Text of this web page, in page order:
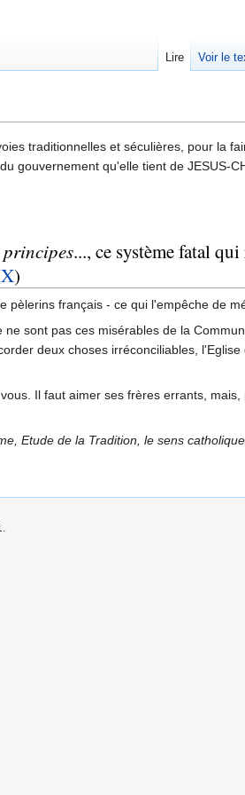
traditionnelles et séculières, pour la
gouvernement qu'elle tient de JESUS-
principes..., ce système fatal
)
pèlerins français - ce qui l'empêche de
sont pas ces misérables de la
deux choses irréconciliables,
Il faut aimer ses frères errants,
Etude de la Tradition, le sens
Lire Voir le